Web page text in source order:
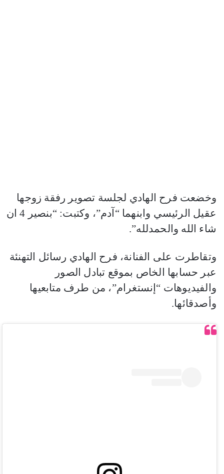
وخضعت فرح الهادي لجلسة تصوير رفقة زوجها
عقيل الرئيسي وابنهما “آدم”، وكتبت: “بنصير 4 ان
شاء الله والحمدلله”.
وتقاطرت على الفنانة، فرح الهادي رسائل التهنئة
عبر حسابها الخاص بموقع تبادل الصور
والفيديوهات “إنستغرام”، من طرف متابعيها
وأصدقائها.